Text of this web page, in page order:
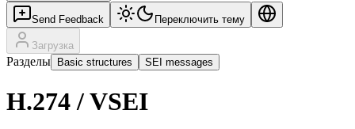
Send Feedback Переключить тему
Загрузка
Разделы Basic structures SEI messages
H.274 / VSEI